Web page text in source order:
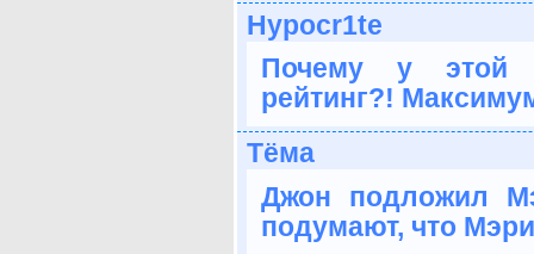
Hypocr1te
Почему у этой
рейтинг?!
Тёма
Джон подложил
подумают, что